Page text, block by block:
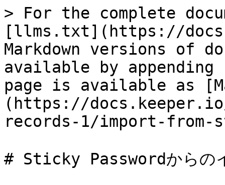
> For the complete
[llms.txt](https://
Markdown versions of
available by
page is available as
(https://
records-1/import-from-
# Sticky Passwordからの